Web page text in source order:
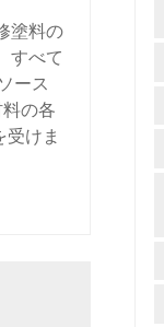
塗料の
すべて
ース
の各
けま
す
染を
従